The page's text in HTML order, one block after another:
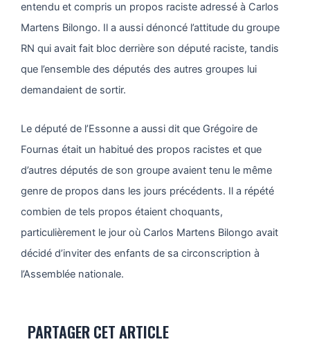
entendu et compris un propos raciste adressé à Carlos
Martens Bilongo. Il a aussi dénoncé l’attitude du groupe
RN qui avait fait bloc derrière son député raciste, tandis
que l’ensemble des députés des autres groupes lui
demandaient de sortir.
Le député de l’Essonne a aussi dit que Grégoire de
Fournas était un habitué des propos racistes et que
d’autres députés de son groupe avaient tenu le même
genre de propos dans les jours précédents. Il a répété
combien de tels propos étaient choquants,
particulièrement le jour où Carlos Martens Bilongo avait
décidé d’inviter des enfants de sa circonscription à
l’Assemblée nationale.
PARTAGER CET ARTICLE